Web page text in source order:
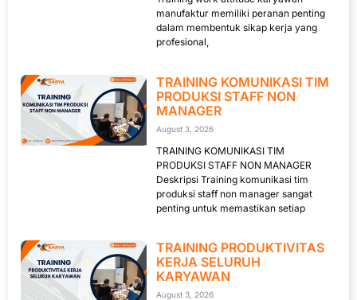
manufaktur memiliki peranan penting
dalam membentuk sikap kerja yang
profesional,
TRAINING KOMUNIKASI TIM
PRODUKSI STAFF NON
MANAGER
August 3, 2026
TRAINING KOMUNIKASI TIM
PRODUKSI STAFF NON MANAGER
Deskripsi Training komunikasi tim
produksi staff non manager sangat
penting untuk memastikan setiap
TRAINING PRODUKTIVITAS
KERJA SELURUH
KARYAWAN
August 3, 2026